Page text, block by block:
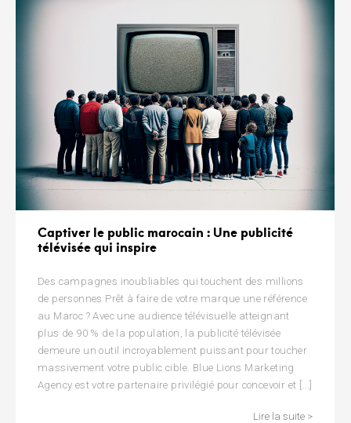
Captiver le public marocain : Une publicité
télévisée qui inspire
Des campagnes inoubliables qui touchent des millions
de personnes Prêt à faire de votre marque une référence
au Maroc ? Avec une audience télévisuelle atteignant
plus de 90 % de la population, la publicité télévisée
demeure un outil incroyablement puissant pour toucher
massivement votre public cible. Blue Lions Marketing
Agency est votre partenaire privilégié pour concevoir et [...]
Lire la suite >